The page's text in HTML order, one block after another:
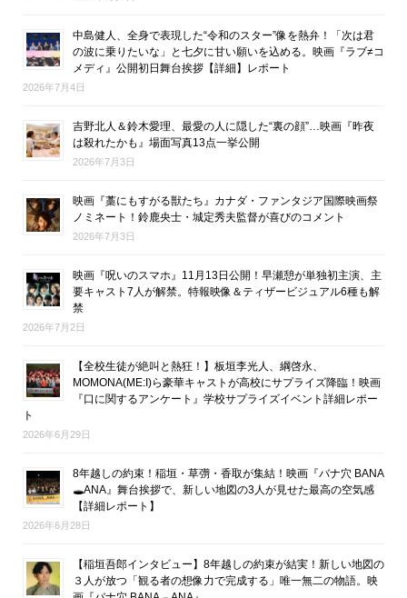
中島健人、全身で表現した“令和のスター”像を熱弁！「次は君
の波に乗りたいな」と七夕に甘い願いを込める。映画『ラブ≠コ
メディ』公開初日舞台挨拶【詳細】レポート
2026年7月4日
吉野北人＆鈴木愛理、最愛の人に隠した“裏の顔”…映画『昨夜
は殺れたかも』場面写真13点一挙公開
2026年7月3日
映画『藁にもすがる獣たち』カナダ・ファンタジア国際映画祭
ノミネート！鈴鹿央士・城定秀夫監督が喜びのコメント
2026年7月3日
映画『呪いのスマホ』11月13日公開！早瀬憩が単独初主演、主
要キャスト7人が解禁。特報映像＆ティザービジュアル6種も解
禁
2026年7月2日
【全校生徒が絶叫と熱狂！】板垣李光人、綱啓永、
MOMONA(ME:I)ら豪華キャストが高校にサプライズ降臨！映画
『口に関するアンケート』学校サプライズイベント詳細レポー
ト
2026年6月29日
8年越しの約束！稲垣・草彅・香取が集結！映画『バナ穴 BANA
🕳ANA』舞台挨拶で、新しい地図の3人が見せた最高の空気感
【詳細レポート】
2026年6月28日
【稲垣吾郎インタビュー】8年越しの約束が結実！新しい地図の
３人が放つ「観る者の想像力で完成する」唯一無二の物語。映